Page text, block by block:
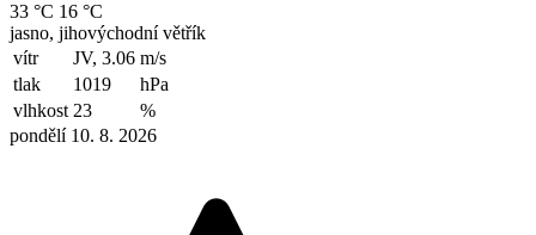
33 °C 16 °C
jasno, jihovýchodní větřík
vítr
JV, 3.06 m/s
tlak
1019
hPa
vlhkost 23
%
pondělí 10. 8. 2026